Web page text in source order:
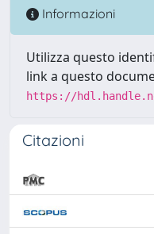
Informazioni
Utilizza questo
link a questo
https://
Citazioni